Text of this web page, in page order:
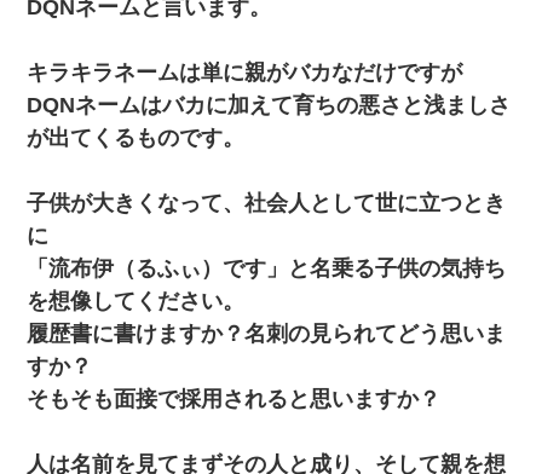
DQNネームと言います。
キラキラネームは単に親がバカなだけですが
DQNネームはバカに加えて育ちの悪さと浅ましさ
が出てくるものです。
子供が大きくなって、社会人として世に立つとき
に
「流布伊（るふぃ）です」と名乗る子供の気持ち
を想像してください。
履歴書に書けますか？名刺の見られてどう思いま
すか？
そもそも面接で採用されると思いますか？
人は名前を見てまずその人と成り、そして親を想